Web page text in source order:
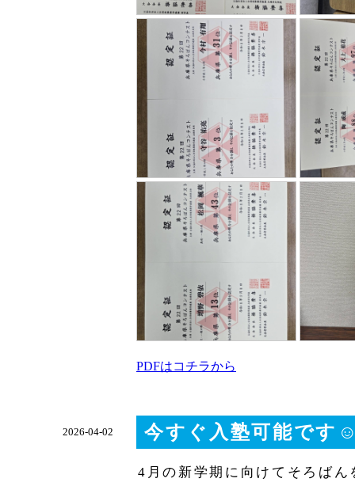
PDFはコチラから
2026-04-02 今すぐ入塾可能です
4月の新学期に向けてそろばん